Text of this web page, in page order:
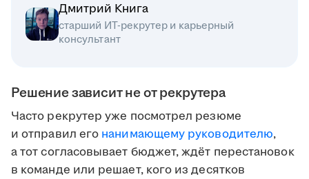
Дмитрий Книга
старший ИТ-рекрутер и карьерный
консультант
Решение зависит не от рекрутера
Часто рекрутер уже посмотрел резюме
и отправил его нанимающему руководителю,
а тот согласовывает бюджет, ждёт перестановок
в команде или решает, кого из десятков